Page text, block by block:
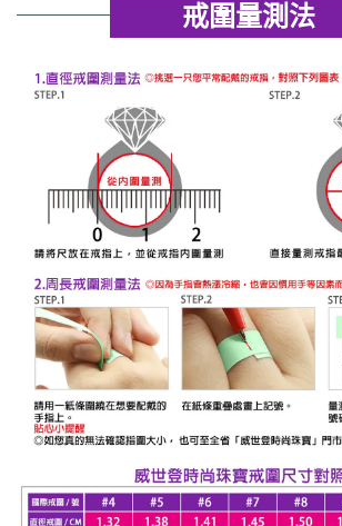
戒圍量測法